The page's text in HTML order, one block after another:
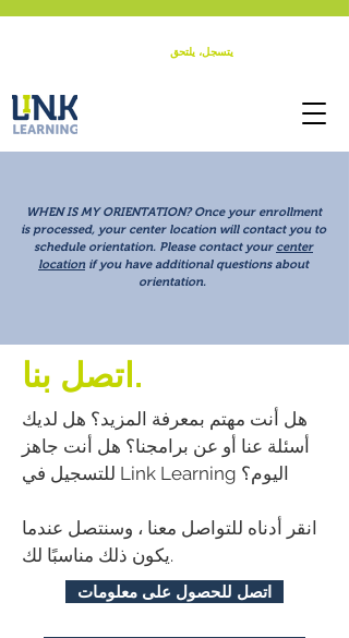
يتسجل، يلتحق
WHEN IS MY ORIENTATION?Once your enrollment
is processed, your center location will contact you to
schedule orientation. Please contact your center
location if you have additional questions about
orientation.
اتصل بنا.
هل أنت مهتم بمعرفة المزيد؟ هل لديك
أسئلة عنا أو عن برامجنا؟ هل أنت جاهز
للتسجيل في Link Learning اليوم؟
انقر أدناه للتواصل معنا ، وسنتصل عندما
يكون ذلك مناسبًا لك.
اتصل للحصول على معلومات